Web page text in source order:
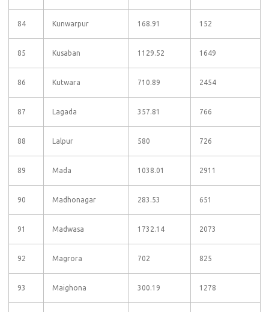
84 Kunwarpur 168.91 152
85 Kusaban 1129.52 1649
86 Kutwara 710.89 2454
87 Lagada 357.81 766
88 Lalpur 580 726
89 Mada 1038.01 2911
90 Madhonagar 283.53 651
91 Madwasa 1732.14 2073
92 Magrora 702 825
93 Maighona 300.19 1278